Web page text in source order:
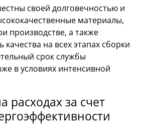
своей долговечностью и
материалы,
производстве, а также
качества на всех этапах сборки
срок службы
в условиях интенсивной
расходах за счет